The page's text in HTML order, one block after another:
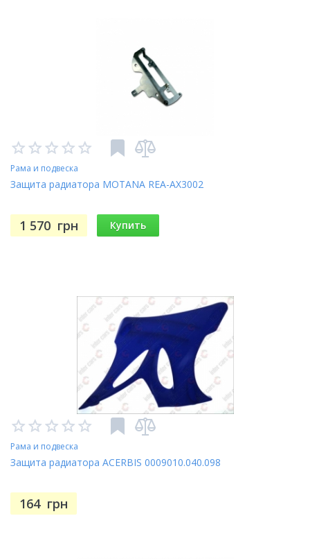
Рама и подвеска
Защита радиатора MOTANA REA-AX3002
1 570 грн Купить
Рама и подвеска
Защита радиатора ACERBIS 0009010.040.098
164 грн